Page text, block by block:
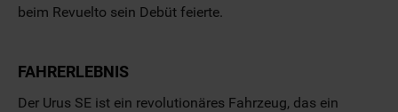
beim Revuelto sein Debüt feierte.
FAHRERLEBNIS
Der Urus SE ist ein revolutionäres Fahrzeug, das ein